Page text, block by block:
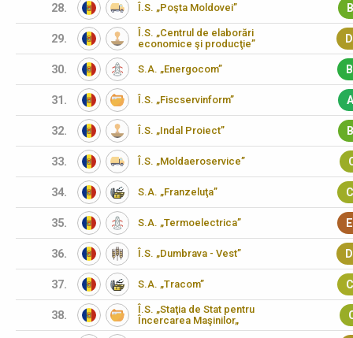
28. Î.S. „Poşta Moldovei”
29.
Î.S. „Centrul de elaborări
economice şi producţie”
30. S.A. „Energocom”
31. Î.S. „Fiscservinform”
32. Î.S. „Indal Proiect”
33. Î.S. „Moldaeroservice”
34. S.A. „Franzeluţa”
35. S.A. „Termoelectrica”
36. Î.S. „Dumbrava - Vest”
37. S.A. „Tracom”
38.
Î.S. „Staţia de Stat pentru
Încercarea Maşinilor„